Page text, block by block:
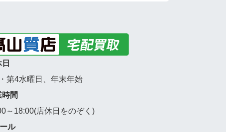
第4水曜日、年末年始
間
～18:00(店休日をのぞく)
ル